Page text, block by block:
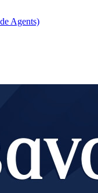
Agents)